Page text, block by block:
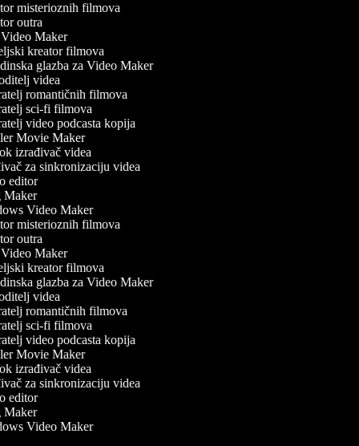
misterioznih filmova
outra
Maker
kreator filmova
glazba za Video Maker
videa
romantičnih filmova
sci-fi filmova
video podcasta kopija
Movie Maker
izrađivač videa
za sinkronizaciju videa
editor
Video Maker
misterioznih filmova
outra
Maker
kreator filmova
glazba za Video Maker
videa
romantičnih filmova
sci-fi filmova
video podcasta kopija
Movie Maker
izrađivač videa
za sinkronizaciju videa
editor
Video Maker